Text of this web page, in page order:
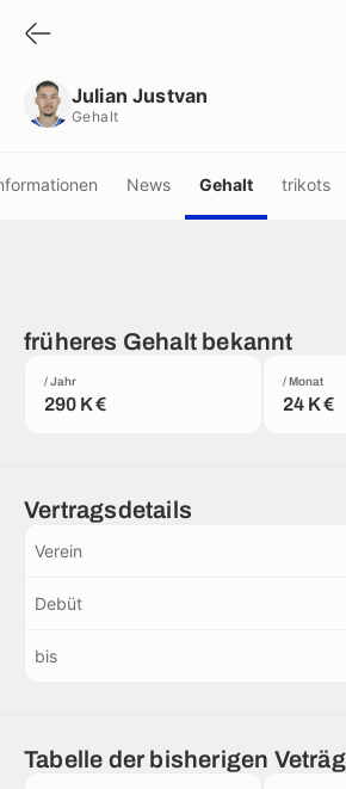
Julian Justvan
Gehalt
News Gehalt trikots
früheres Gehalt bekannt
/ Jahr
290 K €
/ Monat
24 K €
Vertragsdetails
Verein
Debüt
bis
Tabelle der bisherigen